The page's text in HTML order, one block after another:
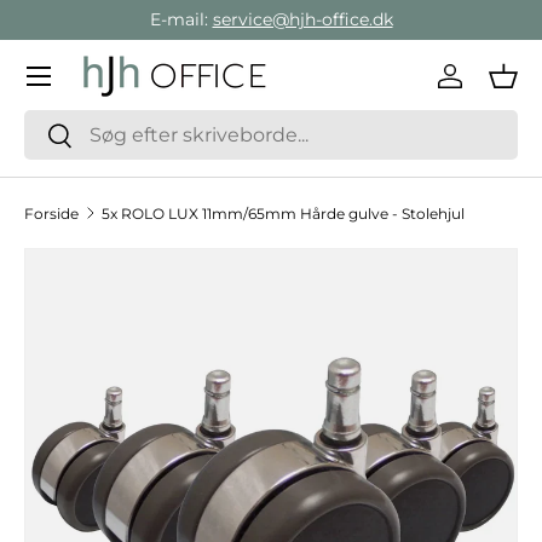
Gå direkte til indholdet
E-mail: service@hjh-office.dk
SøgSøg
Log ind
Menu
Forside 5x ROLO LUX 11mm/65mm Hårde gulve - Stolehjul